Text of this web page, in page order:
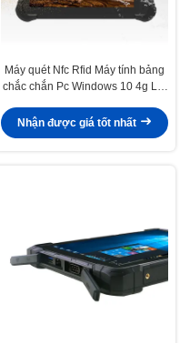
Máy quét Nfc Rfid Máy tính bảng
chắc chắn Pc Windows 10 4g Lte
Nhận được giá tốt nhất